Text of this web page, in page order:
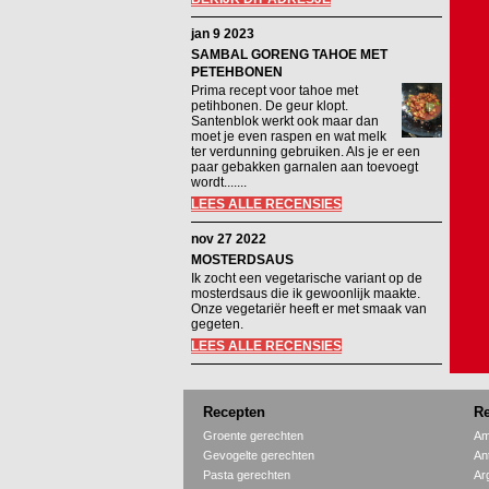
jan 9 2023
SAMBAL GORENG TAHOE MET
PETEHBONEN
Prima recept voor tahoe met
petihbonen. De geur klopt.
Santenblok werkt ook maar dan
moet je even raspen en wat melk
ter verdunning gebruiken. Als je er een
paar gebakken garnalen aan toevoegt
wordt.......
LEES ALLE RECENSIES
nov 27 2022
MOSTERDSAUS
Ik zocht een vegetarische variant op de
mosterdsaus die ik gewoonlijk maakte.
Onze vegetariër heeft er met smaak van
gegeten.
LEES ALLE RECENSIES
Recepten
Groente gerechten
Gevogelte gerechten
Pasta gerechten